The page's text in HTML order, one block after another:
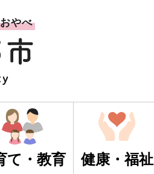
やべ
て・教育 健康・福祉